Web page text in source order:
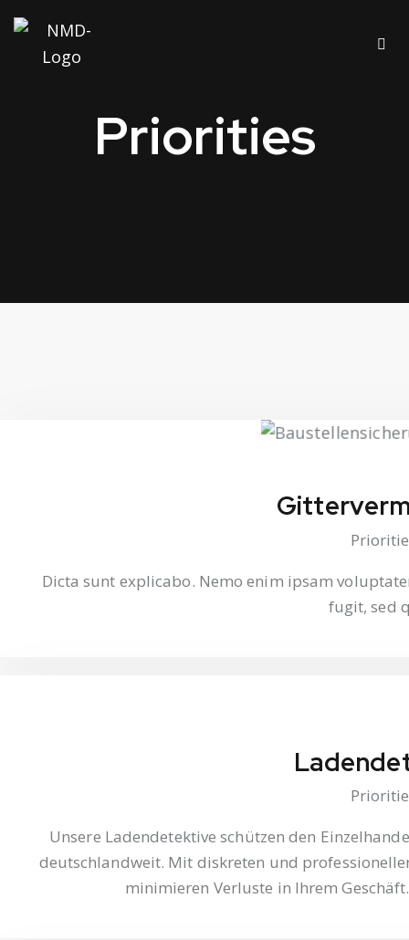
Priorities
Dicta sunt explicabo. Nemo enim ipsam
fugit, sed
Unsere Ladendetektive schützen den
deutschlandweit. Mit diskreten und
minimieren Verluste in Ihrem